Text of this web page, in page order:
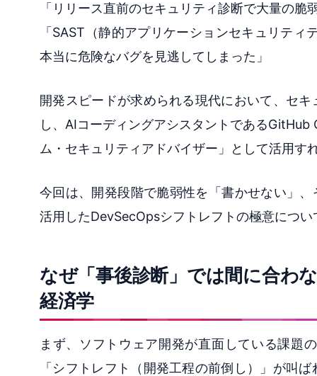
「リリース直前のセキュリティ診断で大量の
「SAST（静的アプリケーションセキュリテ
本当に危険なバグを見逃してしまった」
開発スピードが求められる現代において、セ
し、AIコーディングアシスタントである
ム・セキュリティアドバイザー」として活用す
今回は、開発段階で脆弱性を「書かせない」
活用したDevSecOpsシフトレフトの極意につ
なぜ「事後診断」では間に合わ
経済学
まず、ソフトウェア開発が直面している課題
「シフトレフト（開発工程の前倒し）」が叫